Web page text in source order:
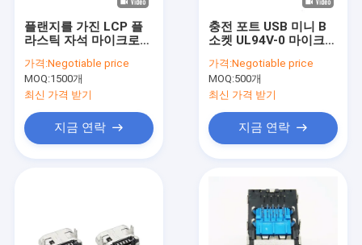
플랜지를 가진 LCP 플
라스틱 자석 마이크로
가격:Negotiable price
MOQ:1500개
최신 가격 받기
지금 연락
충전 포트 USB 미니 B
소켓 UL94V-0 마이크로
넥터
가격:Negotiable price
MOQ:500개
최신 가격 받기
지금 연락